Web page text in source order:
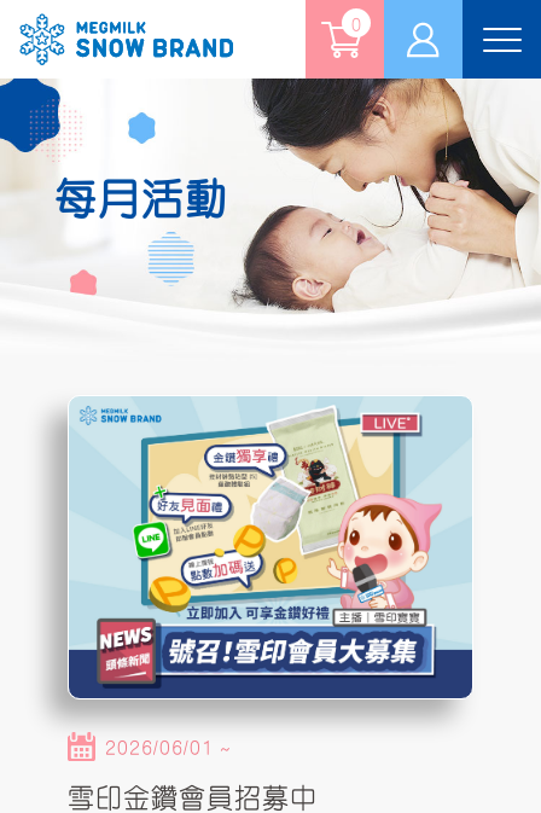
0
每月活動
2026/06/01 ~
雪印金鑽會員招募中